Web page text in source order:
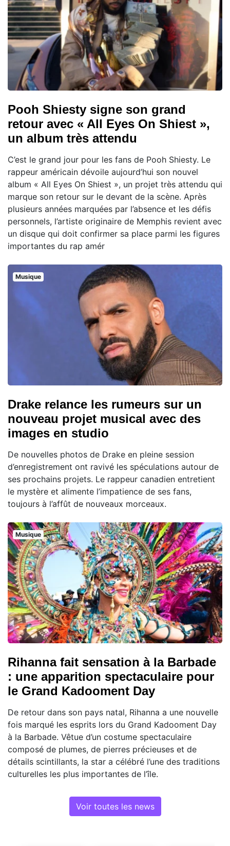
Pooh Shiesty signe son grand
retour avec « All Eyes On Shiest »,
un album très attendu
C’est le grand jour pour les fans de Pooh Shiesty. Le
rappeur américain dévoile aujourd’hui son nouvel
album « All Eyes On Shiest », un projet très attendu qui
marque son retour sur le devant de la scène. Après
plusieurs années marquées par l’absence et les défis
personnels, l’artiste originaire de Memphis revient avec
un disque qui doit confirmer sa place parmi les figures
importantes du rap amér
Musique
Drake relance les rumeurs sur un
nouveau projet musical avec des
images en studio
De nouvelles photos de Drake en pleine session
d’enregistrement ont ravivé les spéculations autour de
ses prochains projets. Le rappeur canadien entretient
le mystère et alimente l’impatience de ses fans,
toujours à l’affût de nouveaux morceaux.
Musique
Rihanna fait sensation à la Barbade
: une apparition spectaculaire pour
le Grand Kadooment Day
De retour dans son pays natal, Rihanna a une nouvelle
fois marqué les esprits lors du Grand Kadooment Day
à la Barbade. Vêtue d’un costume spectaculaire
composé de plumes, de pierres précieuses et de
détails scintillants, la star a célébré l’une des traditions
culturelles les plus importantes de l’île.
Voir toutes les news